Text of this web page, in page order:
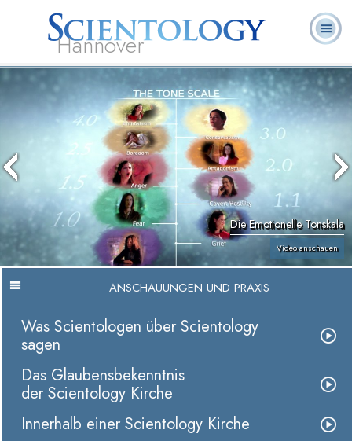
Hannover
L. Ron
Hubbard
Geistliche
Häufig gestellte
Fragen
Bücher
Die Emotionelle Tonskala
Video anschauen
ANSCHAUUNGEN UND PRAXIS
Was Scientologen über Scientology
sagen
Das Glaubensbekenntnis
der Scientology Kirche
Innerhalb einer Scientology Kirche